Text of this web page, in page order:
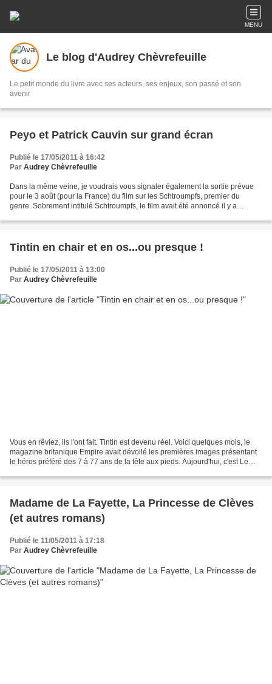
MENU
Le blog d'Audrey Chèvrefeuille
Le petit monde du livre avec ses acteurs, ses enjeux, son passé et son
avenir
Peyo et Patrick Cauvin sur grand écran
Publié le 17/05/2011 à 16:42
Par Audrey Chèvrefeuille
Dans la même veine, je voudrais vous signaler également la sortie prévue
pour le 3 août (pour la France) du film sur les Schtroumpfs, premier du
genre. Sobrement intitulé Schtroumpfs, le film avait été annoncé il y a
Tintin en chair et en os...ou presque !
Publié le 17/05/2011 à 13:00
Par Audrey Chèvrefeuille
Vous en rêviez, ils l'ont fait. Tintin est devenu réel. Voici quelques mois, le
magazine britanique Empire avait dévoilé les premières images présentant
le héros préféré des 7 à 77 ans de la tête aux pieds. Aujourd'hui, c'est Le
Madame de La Fayette, La Princesse de Clèves
(et autres romans)
Publié le 11/05/2011 à 17:18
Par Audrey Chèvrefeuille